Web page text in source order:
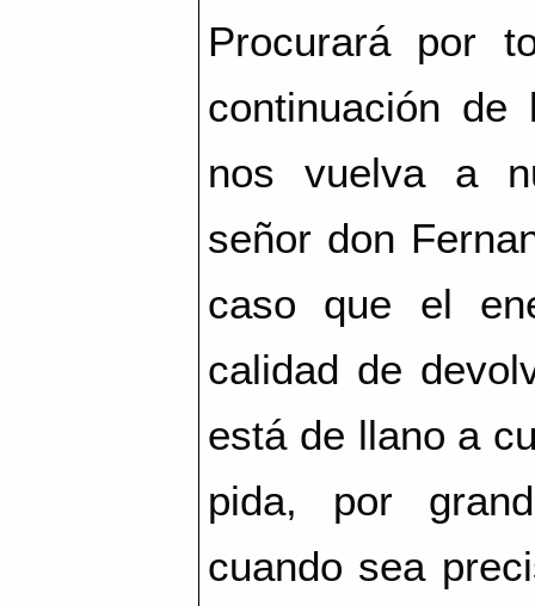
Procurará por
continuación
nos vuelva a
señor don
caso que el
calidad de
está de llano a
pida, por
cuando sea